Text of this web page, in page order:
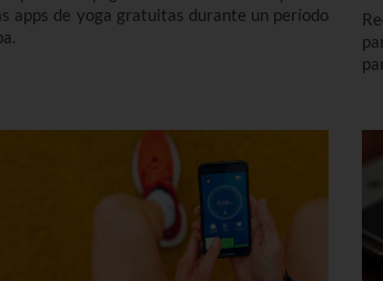
apps de yoga gratuitas durante un período